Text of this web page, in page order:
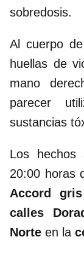
sobredosis.
Al cuerpo
huellas de
mano
parecer
sustancias
Los hechos
20:00 horas
Accord gris
calles
Norte en la